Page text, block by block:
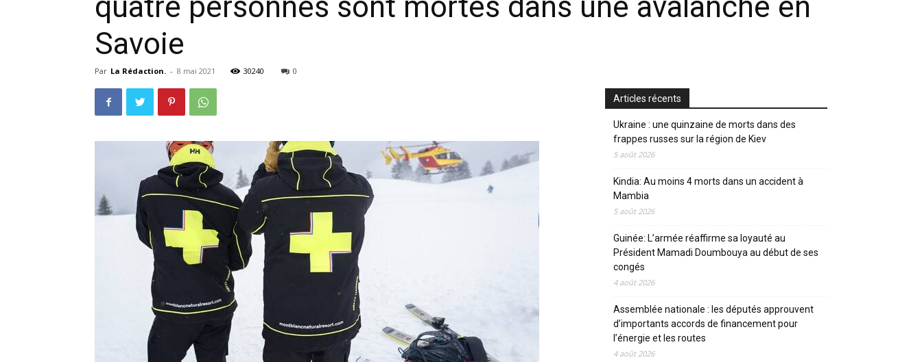
Savoie
Par La Rédaction. - 8 mai 2021 30240 0
Articles récents
Ukraine : une quinzaine de morts dans des
frappes russes sur la région de Kiev
5 août 2026
Kindia: Au moins 4 morts dans un accident à
Mambia
5 août 2026
Guinée: L’armée réaffirme sa loyauté au
Président Mamadi Doumbouya au début de ses
congés
4 août 2026
Assemblée nationale : les députés approuvent
d’importants accords de financement pour
l’énergie et les routes
4 août 2026